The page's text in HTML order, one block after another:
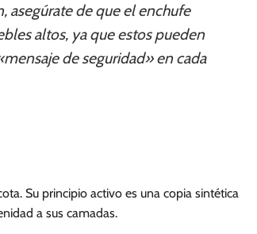
de que el enchufe
altos, ya que estos pueden
de seguridad» en cada
Su principio activo es una copia sintética
a sus camadas.